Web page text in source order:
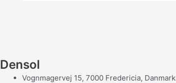
Densol
Vognmagervej 15, 7000 Fredericia, Danmark